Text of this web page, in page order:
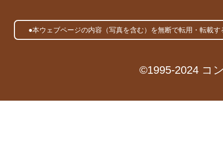
●本ウェブページの内容（写真を含む）を無断で転用・転載
©1995-2024 コ